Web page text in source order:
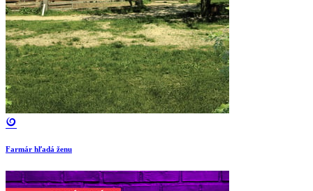
Farmár hľadá ženu